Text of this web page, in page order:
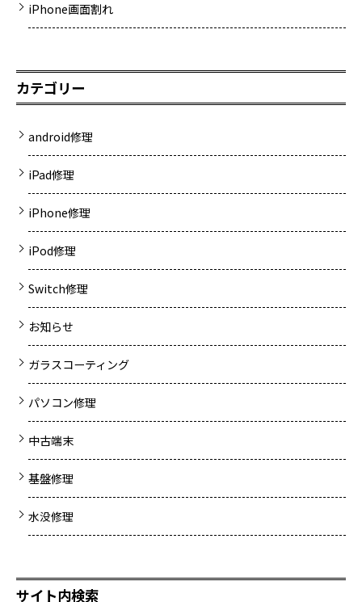
iPhone画面割れ
カテゴリー
android修理
iPad修理
iPhone修理
iPod修理
Switch修理
お知らせ
ガラスコーティング
パソコン修理
中古端末
基盤修理
水没修理
サイト内検索